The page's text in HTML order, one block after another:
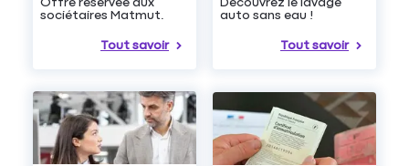
Offre réservée aux
sociétaires Matmut.
Tout savoir
auto sans eau !
Tout savoir